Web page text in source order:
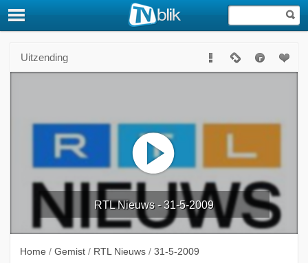
Uitzending
RTL Nieuws - 31-5-2009
Home / Gemist / RTL Nieuws / 31-5-2009